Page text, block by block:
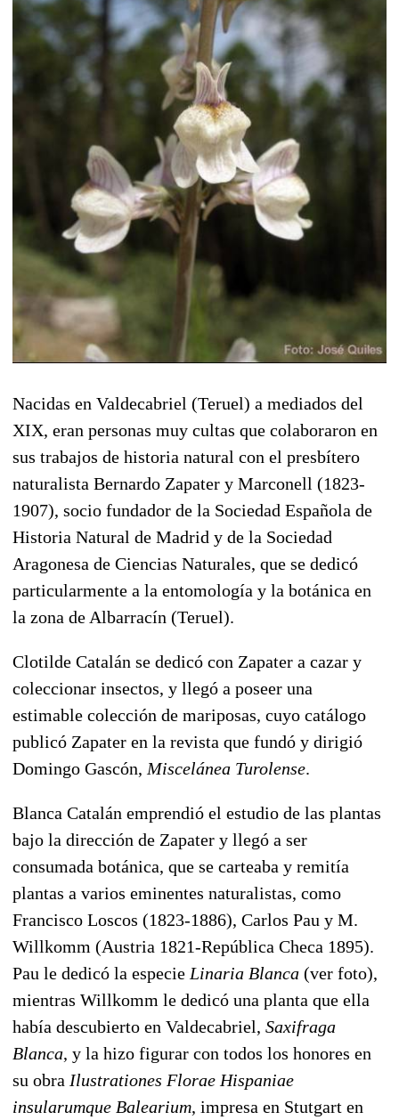
Nacidas en Valdecabriel (Teruel) a mediados del
XIX, eran personas muy cultas que colaboraron en
sus trabajos de historia natural con el presbítero
naturalista Bernardo Zapater y Marconell (1823-
1907), socio fundador de la Sociedad Española de
Historia Natural de Madrid y de la Sociedad
Aragonesa de Ciencias Naturales, que se dedicó
particularmente a la entomología y la botánica en
la zona de Albarracín (Teruel).
Clotilde Catalán se dedicó con Zapater a cazar y
coleccionar insectos, y llegó a poseer una
estimable colección de mariposas, cuyo catálogo
publicó Zapater en la revista que fundó y dirigió
Domingo Gascón, Miscelánea Turolense.
Blanca Catalán emprendió el estudio de las plantas
bajo la dirección de Zapater y llegó a ser
consumada botánica, que se carteaba y remitía
plantas a varios eminentes naturalistas, como
Francisco Loscos (1823-1886), Carlos Pau y M.
Willkomm (Austria 1821-República Checa 1895).
Pau le dedicó la especie Linaria Blanca (ver foto),
mientras Willkomm le dedicó una planta que ella
había descubierto en Valdecabriel, Saxifraga
Blanca, y la hizo figurar con todos los honores en
su obra Ilustrationes Florae Hispaniae
insularumque Balearium, impresa en Stutgart en